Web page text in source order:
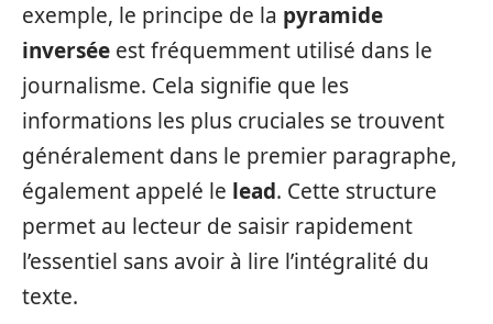
exemple, le principe de la pyramide
inversée est fréquemment utilisé dans le
journalisme. Cela signifie que les
informations les plus cruciales se trouvent
généralement dans le premier paragraphe,
également appelé le lead. Cette structure
permet au lecteur de saisir rapidement
l’essentiel sans avoir à lire l’intégralité du
texte.